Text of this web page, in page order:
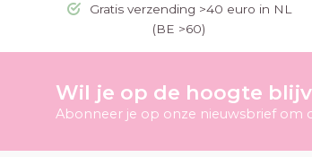
Gratis verzending >40 euro in NL
(BE >60)
Wil je op de hoogte
Abonneer je op onze nieuwsbrief om